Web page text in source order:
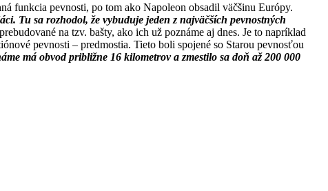
funkcia pevnosti, po tom ako Napoleon obsadil väčšinu Európy.
Tu sa rozhodol, že vybuduje jeden z najväčších pevnostných
na tzv. bašty, ako ich už poznáme aj dnes. Je to napríklad
pevnosti – predmostia. Tieto boli spojené so Starou pevnosťou
má obvod približne 16 kilometrov a zmestilo sa doň až 200 000